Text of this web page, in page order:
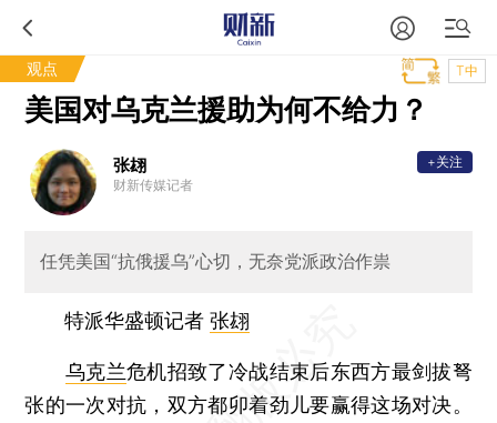
观点 T中
美国对乌克兰援助为何不给力？
张翃
财新传媒记者
+关注
任凭美国“抗俄援乌”心切，无奈党派政治作祟
特派华盛顿记者张翃
乌克兰危机招致了冷战结束后东西方最剑拔弩
张的一次对抗，双方都卯着劲儿要赢得这场对决。